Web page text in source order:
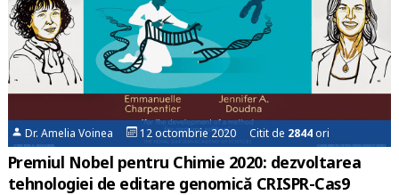
Dr. Amelia Voinea 12 octombrie 2020 Citit de 2844ori
Premiul Nobel pentru Chimie 2020: dezvoltarea
tehnologiei de editare genomică CRISPR-Cas9